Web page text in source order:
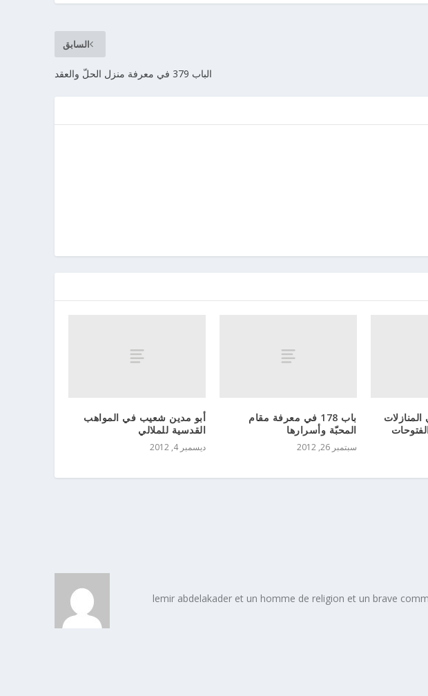
السابق
الباب 379 في معرفة منزل الحلّ والعقد
باب 178 في معرفة مقام
المحبّة وأسرارها
سبتمبر 26, 2012
أبو مدين شعيب في المواهب
القدسية للملالي
ديسمبر 4, 2012
lemir abdelakader et un homme de religion et un brave